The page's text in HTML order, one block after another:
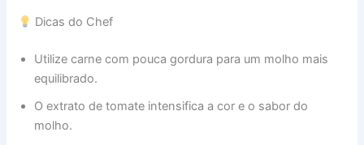
Dicas do Chef
Utilize carne com pouca gordura para um molho mais
equilibrado.
O extrato de tomate intensifica a cor e o sabor do
molho.